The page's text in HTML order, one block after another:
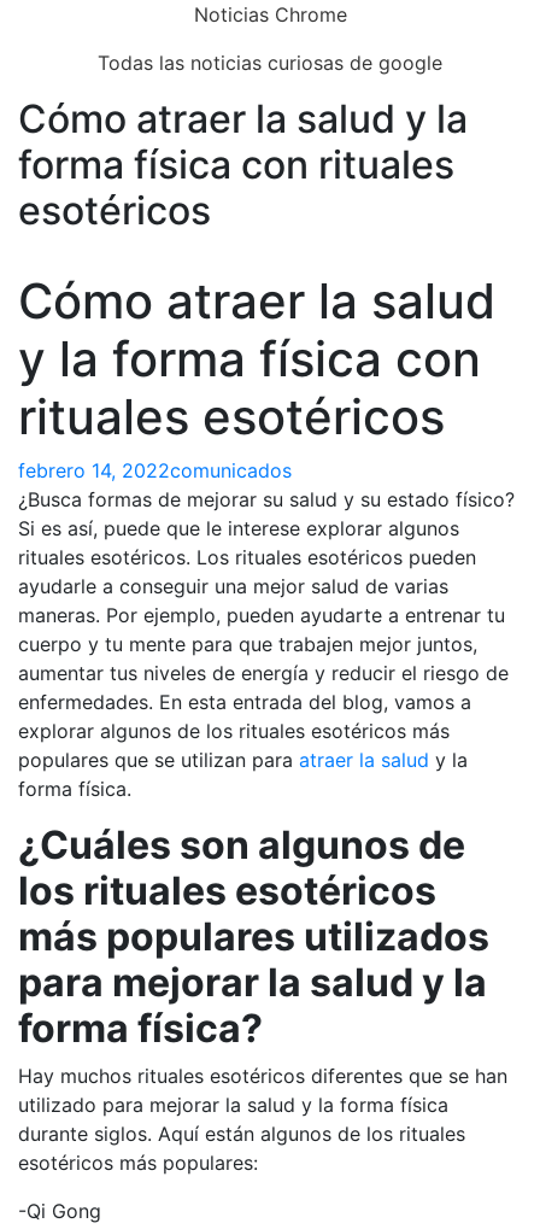
Noticias Chrome
Todas las noticias curiosas de google
Close
Menu
Cómo atraer la salud y la
forma física con rituales
esotéricos
Cómo atraer la salud
y la forma física con
rituales esotéricos
febrero 14, 2022comunicados
¿Busca formas de mejorar su salud y su estado físico?
Si es así, puede que le interese explorar algunos
rituales esotéricos. Los rituales esotéricos pueden
ayudarle a conseguir una mejor salud de varias
maneras. Por ejemplo, pueden ayudarte a entrenar tu
cuerpo y tu mente para que trabajen mejor juntos,
aumentar tus niveles de energía y reducir el riesgo de
enfermedades. En esta entrada del blog, vamos a
explorar algunos de los rituales esotéricos más
populares que se utilizan para atraer la salud y la
forma física.
¿Cuáles son algunos de
los rituales esotéricos
más populares utilizados
para mejorar la salud y la
forma física?
Hay muchos rituales esotéricos diferentes que se han
utilizado para mejorar la salud y la forma física
durante siglos. Aquí están algunos de los rituales
esotéricos más populares:
-Qi Gong